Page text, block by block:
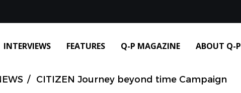
INTERVIEWS FEATURES Q-P MAGAZINE ABOUT Q-P
CITIZEN Journey beyond time Campaign